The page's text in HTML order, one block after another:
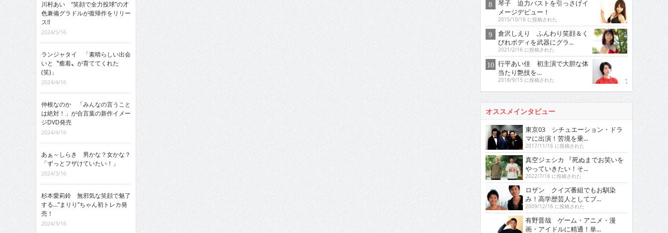
川村あい “笑顔で全力投球”の才
色兼備グラドルが復帰作をリリー
ス!!
2024/5/16
ランジャタイ 「素晴らしい出会
いと〝癒着〟が育ててくれた
(笑)」
2024/4/16
仲根なのか 「みんなの言うこと
は絶対！」が合言葉の新作イメー
ジDVD発売
2024/4/16
あぁ～しらき 男かな？女かな？
「ずっとフザけていたい！」
2024/3/16
杉本愛莉鈴 無邪気な笑顔で魅了
する…“まりり”ちゃん初トレカ発
売！
2024/3/16
琴子 迫力バストを引っさげイ
メージデビュー！
2015/10/16 に投稿された
倉沢しえり ふんわり笑顔＆く
びれボディを武器にグラ...
2021/2/16 に投稿された
行平あい佳 初主演で大胆な体
当たり艶技を…
2018/9/15 に投稿された
オススメインタビュー
東京03 シチュエーション・ドラ
マに出演！苦境を乗...
2017/11/16 に投稿された
真空ジェシカ 『死ぬまでお笑いを
やっていきたい！そ...
2022/7/16 に投稿された
ロザン クイズ番組でもお馴染
み！高学歴芸人としてブ...
2009/12/16 に投稿された
有野晋哉 ゲーム・アニメ・漫
画・アイドルに精通！単...